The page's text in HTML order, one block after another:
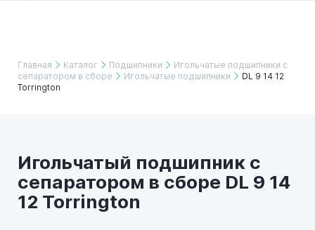
Главная Каталог Подшипники
Игольчатые подшипники с
сепаратором в сборе
Игольчатые подшипники
DL 9 14 12
Torrington
Игольчатый подшипник с
сепаратором в сборе DL 9 14
12 Torrington